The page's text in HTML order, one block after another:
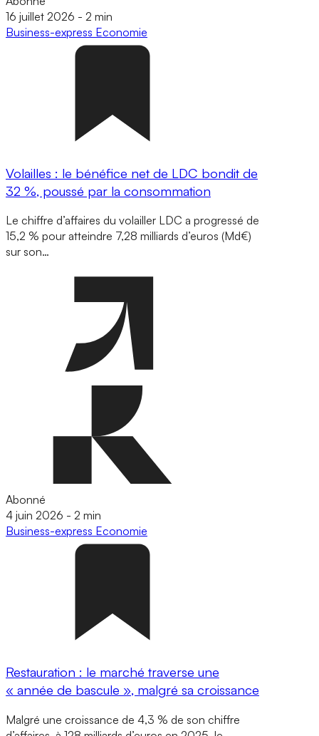
16 juillet 2026 - 2 min
Business-express Economie
Volailles : le bénéfice net de LDC bondit de
32 %, poussé par la consommation
Le chiffre d’affaires du volailler LDC a progressé de
15,2 % pour atteindre 7,28 milliards d’euros (Md€)
sur son…
Abonné
4 juin 2026 - 2 min
Business-express Economie
Restauration : le marché traverse une
« année de bascule », malgré sa croissance
Malgré une croissance de 4,3 % de son chiffre